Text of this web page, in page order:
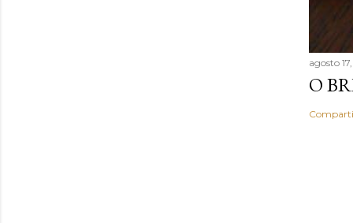
agosto
O